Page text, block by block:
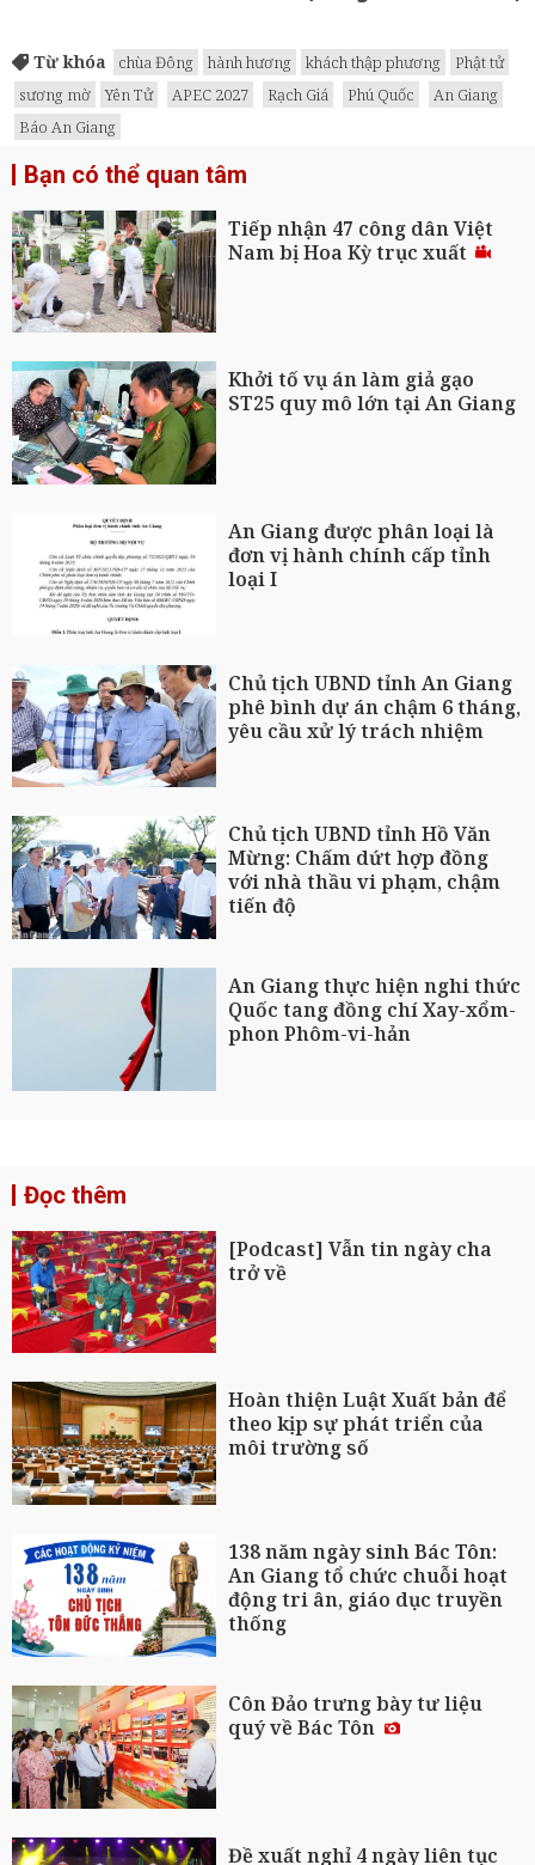
Từ khóa chùa Đông hành hương khách thập phương
Phật tử
sương mờ
Yên Tử APEC 2027 Rạch Giá Phú Quốc
An Giang
Báo An Giang
Bạn có thể quan tâm
Tiếp nhận 47 công dân Việt
Nam bị Hoa Kỳ trục xuất
Khởi tố vụ án làm giả gạo
ST25 quy mô lớn tại An Giang
An Giang được phân loại là
đơn vị hành chính cấp tỉnh
loại I
Chủ tịch UBND tỉnh An Giang
phê bình dự án chậm 6 tháng,
yêu cầu xử lý trách nhiệm
Chủ tịch UBND tỉnh Hồ Văn
Mừng: Chấm dứt hợp đồng
với nhà thầu vi phạm, chậm
tiến độ
An Giang thực hiện nghi thức
Quốc tang đồng chí Xay-xổm-
phon Phôm-vi-hản
Đọc thêm
[Podcast] Vẫn tin ngày cha
trở về
Hoàn thiện Luật Xuất bản để
theo kịp sự phát triển của
môi trường số
138 năm ngày sinh Bác Tôn:
An Giang tổ chức chuỗi hoạt
động tri ân, giáo dục truyền
thống
Côn Đảo trưng bày tư liệu
quý về Bác Tôn
Đề xuất nghỉ 4 ngày liên tục